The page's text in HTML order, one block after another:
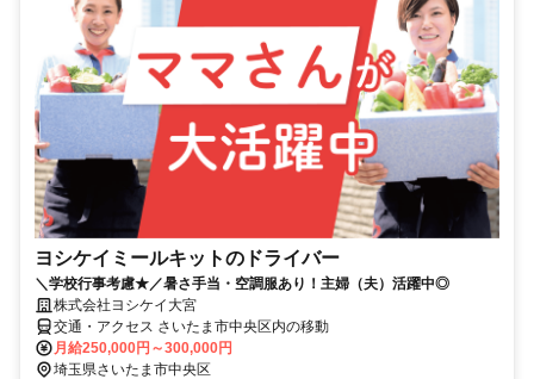
ヨシケイミールキットのドライバー
＼学校行事考慮★／暑さ手当・空調服あり！主婦（夫）活躍中◎
株式会社ヨシケイ大宮
交通・アクセス さいたま市中央区内の移動
月給250,000円～300,000円
埼玉県さいたま市中央区